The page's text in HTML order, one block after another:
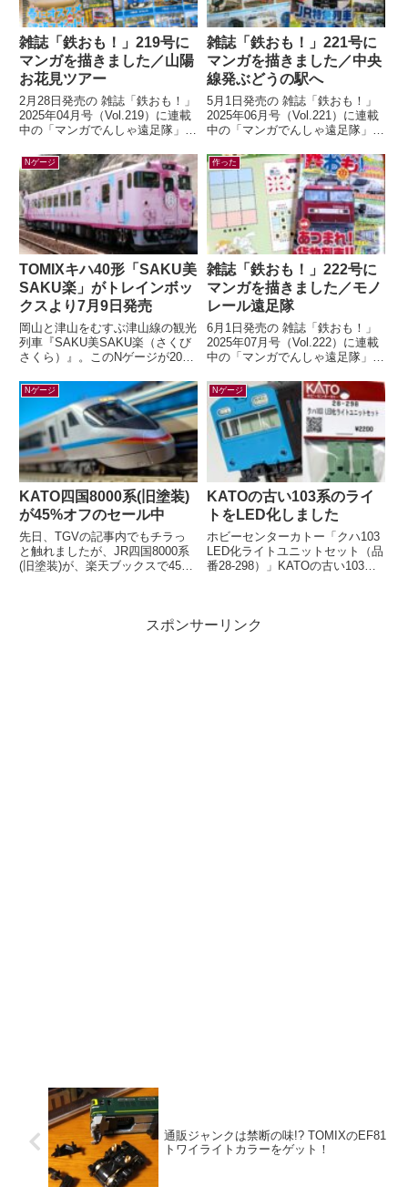
雑誌「鉄おも！」219号に
マンガを描きました／山陽
お花見ツアー
2月28日発売の 雑誌「鉄おも！」
2025年04月号（Vol.219）に連載
中の「マンガでんしゃ遠足隊」最
ロマンの山陽お花見ツアー...
雑誌「鉄おも！」221号に
マンガを描きました／中央
線発ぶどうの駅へ
5月1日発売の 雑誌「鉄おも！」
2025年06月号（Vol.221）に連載
中の「マンガでんしゃ遠足隊」最
線発！まいごの快速とぶどう...
Nゲージ
TOMIXキハ40形「SAKU美
SAKU楽」がトレインボッ
クスより7月9日発売
岡山と津山をむすぶ津山線の観光
列車『SAKU美SAKU楽（さくび
さくら）』。このNゲージが2026
ックスにて限定販売されます...
作った
雑誌「鉄おも！」222号に
マンガを描きました／モノ
レール遠足隊
6月1日発売の 雑誌「鉄おも！」
2025年07月号（Vol.222）に連載
中の「マンガでんしゃ遠足隊」最
がる？ぶらさがる？それゆけ...
Nゲージ
KATO四国8000系(旧塗装)
が45%オフのセール中
先日、TGVの記事内でもチラっ
と触れましたが、JR四国8000系
(旧塗装)が、楽天ブックスで45%
Nゲージ
KATOの古い103系のライ
トをLED化しました
ホビーセンターカトー「クハ103
LED化ライトユニットセット（品
番28-298）」KATOの古い103系
スポンサーリンク
通販ジャンクは禁断の味!? TOMIXのEF81
トワイライトカラーをゲット！